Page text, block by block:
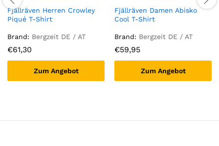
Fjällräven Herren Crowley
Piqué T-Shirt
Brand: Bergzeit DE / AT
€61,30
Zum Angebot
Fjällräven Damen Abisko
Cool T-Shirt
Brand: Bergzeit DE / AT
€59,95
Zum Angebot